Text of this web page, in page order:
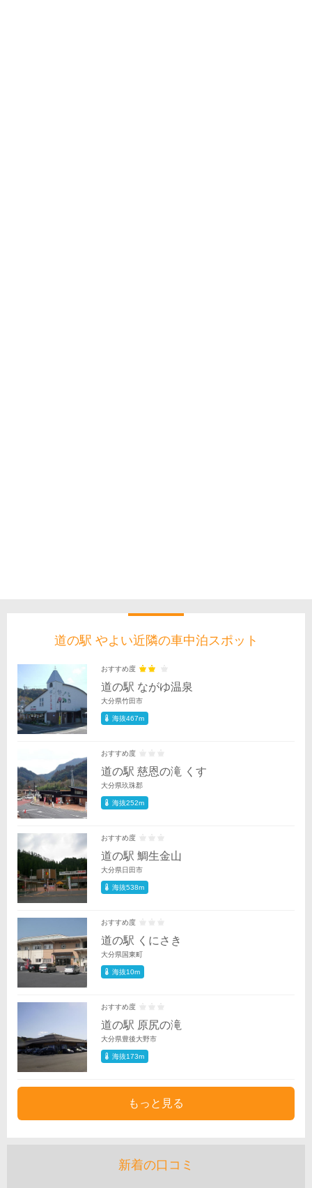
道の駅 やよい近隣の車中泊スポット
おすすめ度
道の駅 ながゆ温泉
大分県竹田市
海抜467m
おすすめ度
道の駅 慈恩の滝 くす
大分県玖珠郡
海抜252m
おすすめ度
道の駅 鯛生金山
大分県日田市
海抜538m
おすすめ度
道の駅 くにさき
大分県国東町
海抜10m
おすすめ度
道の駅 原尻の滝
大分県豊後大野市
海抜173m
もっと見る
新着の口コミ